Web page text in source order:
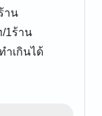
าน
1ร้าน
ำเกินได้